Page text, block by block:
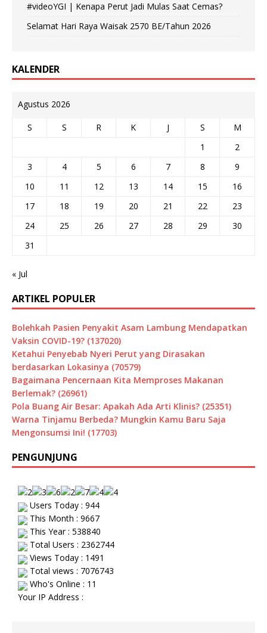
#videoYGI | Kenapa Perut Jadi Mulas Saat Cemas?
Selamat Hari Raya Waisak 2570 BE/Tahun 2026
KALENDER
Agustus 2026
S S R K J S
M
1
2
3
4 5 6 7 8
9
10
11 12 13 14 15
16
17
18 19 20 21 22
23
24
25 26 27 28 29
30
31
« Jul
ARTIKEL POPULER
Bolehkah Pasien Penyakit Asam Lambung Mendapatkan
Vaksin COVID-19? (137020)
Ketahui Penyebab Nyeri Perut yang Dirasakan
berdasarkan Lokasinya (70579)
Bagaimana Pencernaan Kita Memproses Makanan
Berlemak? (26961)
Pola Buang Air Besar: Apakah Ada Arti Klinis? (25351)
Warna Tinjamu Berbeda? Mungkin Kamu Baru Saja
Mengonsumsi Ini! (17703)
PENGUNJUNG
Users Today : 944
This Month : 9667
This Year : 538840
Total Users : 2362744
Views Today : 1491
Total views : 7076743
Who's Online : 11
Your IP Address :